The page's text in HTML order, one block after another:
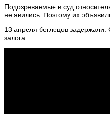
Подозреваемые в суд
не явились. Поэтому их
13 апреля беглецов задержали.
залога.